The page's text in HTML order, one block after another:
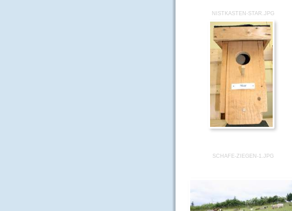
NISTKASTEN-STAR.JPG
SCHAFE-ZIEGEN-1.JPG